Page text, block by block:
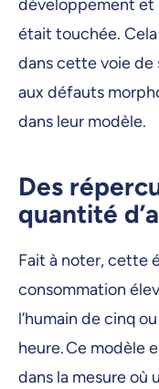
développement et
était touchée.
dans cette voie
aux défauts
dans leur modèle.
Des
quantité
Fait à noter, cette
consommation
l’humain de cinq
heure. Ce modèle
dans la mesure